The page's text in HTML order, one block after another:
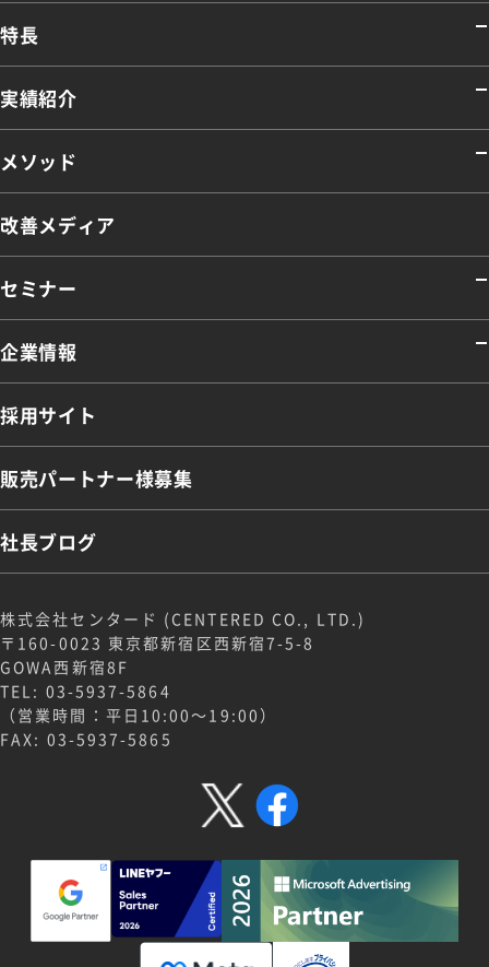
特長
実績紹介
メソッド
改善メディア
セミナー
企業情報
採用サイト
販売パートナー様募集
社長ブログ
株式会社センタード (CENTERED CO., LTD.)
〒160-0023 東京都新宿区西新宿7-5-8
GOWA西新宿8F
TEL: 03-5937-5864
（営業時間：平日10:00～19:00）
FAX: 03-5937-5865